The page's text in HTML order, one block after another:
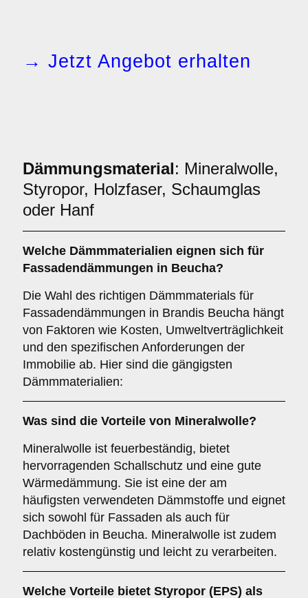
→ Jetzt Angebot erhalten
Dämmungsmaterial: Mineralwolle,
Styropor, Holzfaser, Schaumglas
oder Hanf
Welche Dämmmaterialien eignen sich für
Fassadendämmungen in Beucha?
Die Wahl des richtigen Dämmmaterials für
Fassadendämmungen in Brandis Beucha hängt
von Faktoren wie Kosten, Umweltverträglichkeit
und den spezifischen Anforderungen der
Immobilie ab. Hier sind die gängigsten
Dämmmaterialien:
Was sind die Vorteile von Mineralwolle?
Mineralwolle ist feuerbeständig, bietet
hervorragenden Schallschutz und eine gute
Wärmedämmung. Sie ist eine der am
häufigsten verwendeten Dämmstoffe und eignet
sich sowohl für Fassaden als auch für
Dachböden in Beucha. Mineralwolle ist zudem
relativ kostengünstig und leicht zu verarbeiten.
Welche Vorteile bietet Styropor (EPS) als